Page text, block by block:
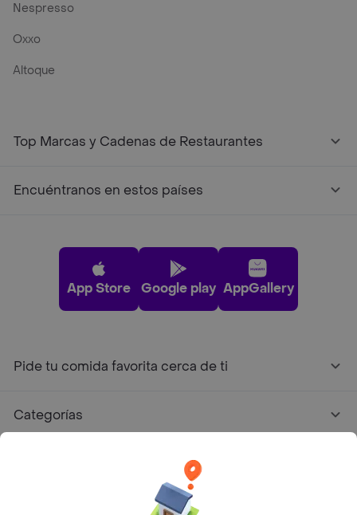
Nespresso
Oxxo
Altoque
Top Marcas y Cadenas de Restaurantes
Encuéntranos en estos países
App Store Google play AppGallery
Pide tu comida favorita cerca de ti
Categorías